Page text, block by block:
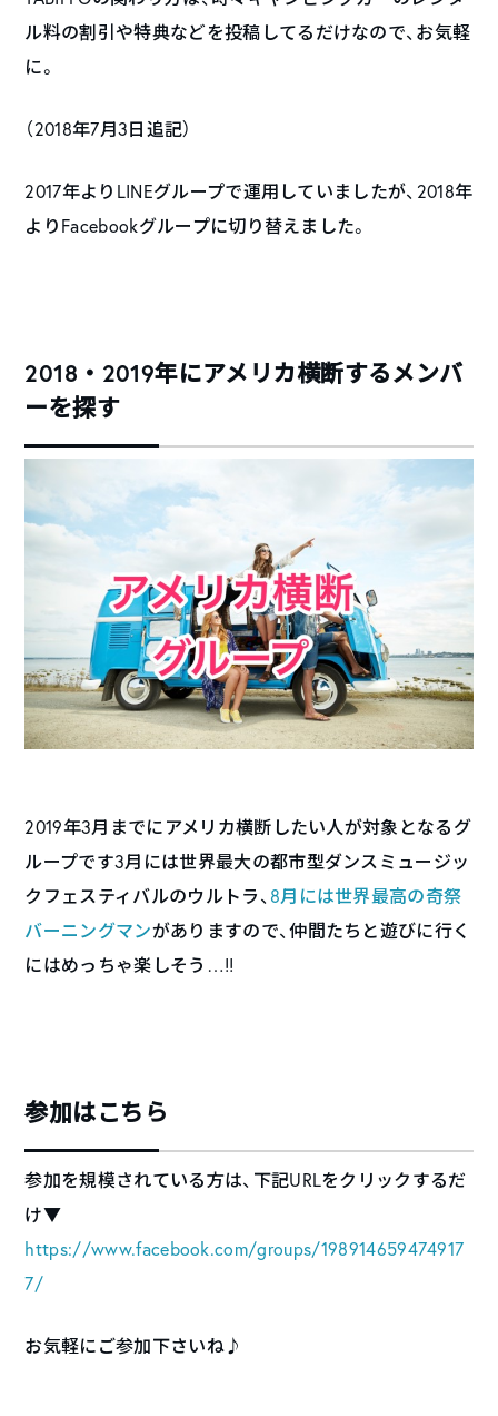
ル料の割引や特典などを投稿してるだけなので、お気軽
に。
（2018年7月3日追記）
2017年よりLINEグループで運用していましたが、2018年
よりFacebookグループに切り替えました。
2018・2019年にアメリカ横断するメンバ
ーを探す
2019年3月までにアメリカ横断したい人が対象となるグ
ループです3月には世界最大の都市型ダンスミュージッ
クフェスティバルのウルトラ、 8月には世界最高の奇祭
バーニングマンがありますので、仲間たちと遊びに行く
にはめっちゃ楽しそう…!!
参加はこちら
参加を規模されている方は、下記URLをクリックするだ
け▼
https://www.facebook.com/groups/198914659474917
7/
お気軽にご参加下さいね♪